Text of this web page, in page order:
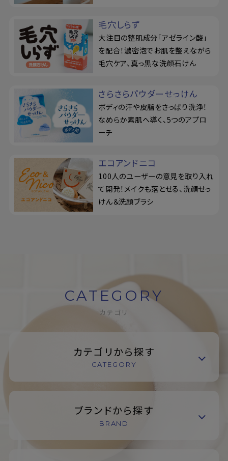
毛穴しらず
大注目の整肌成分「アゼライン酸」
を配合！濃密泡でお肌を整えながら
毛穴ケア、真っ黒な洗顔石けん
さらさらパウダーせっけん
ボディの汗や皮脂をさっぱり洗浄！
なめらか素肌へ導く、5つのアプロ
ーチ
エコアンドニコ
100人のユーザーの意見を取り入れ
て開発！メイクも落とせる、洗顔せっ
けん＆洗顔ブラシ
CATEGORY
カテゴリ
カテゴリから探す
CATEGORY
ブランドから探す
BRAND